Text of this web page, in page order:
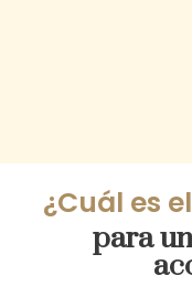
¿Cuál es
para